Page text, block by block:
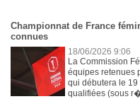
Championnat de France
connues
18/06/2026 9:06
La Commission
équipes retenues
qui débutera le
qualifiées (sous